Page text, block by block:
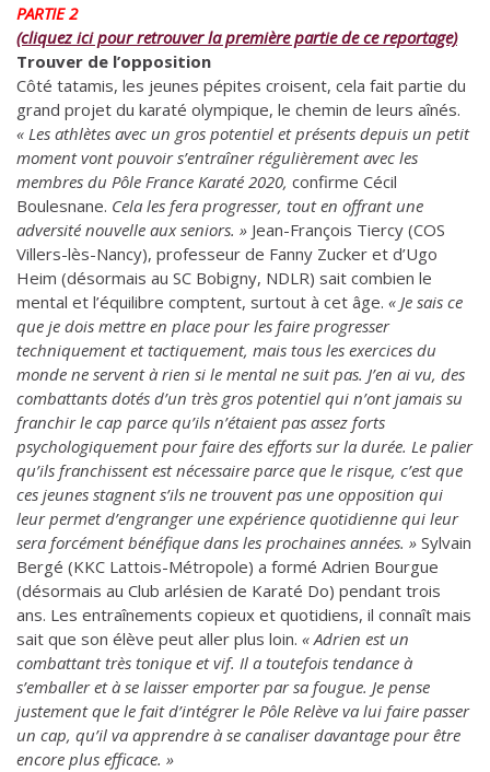
PARTIE 2
(cliquez ici pour retrouver la première partie de ce reportage)
Trouver de l’opposition
Côté tatamis, les jeunes pépites croisent, cela fait partie du
grand projet du karaté olympique, le chemin de leurs aînés.
« Les athlètes avec un gros potentiel et présents depuis un petit
moment vont pouvoir s’entraîner régulièrement avec les
membres du Pôle France Karaté 2020, confirme Cécil
Boulesnane. Cela les fera progresser, tout en offrant une
adversité nouvelle aux seniors. » Jean-François Tiercy (COS
Villers-lès-Nancy), professeur de Fanny Zucker et d’Ugo
Heim (désormais au SC Bobigny, NDLR) sait combien le
mental et l’équilibre comptent, surtout à cet âge. « Je sais ce
que je dois mettre en place pour les faire progresser
techniquement et tactiquement, mais tous les exercices du
monde ne servent à rien si le mental ne suit pas. J’en ai vu, des
combattants dotés d’un très gros potentiel qui n’ont jamais su
franchir le cap parce qu’ils n’étaient pas assez forts
psychologiquement pour faire des efforts sur la durée. Le palier
qu’ils franchissent est nécessaire parce que le risque, c’est que
ces jeunes stagnent s’ils ne trouvent pas une opposition qui
leur permet d’engranger une expérience quotidienne qui leur
sera forcément bénéfique dans les prochaines années. » Sylvain
Bergé (KKC Lattois-Métropole) a formé Adrien Bourgue
(désormais au Club arlésien de Karaté Do) pendant trois
ans. Les entraînements copieux et quotidiens, il connaît mais
sait que son élève peut aller plus loin. « Adrien est un
combattant très tonique et vif. Il a toutefois tendance à
s’emballer et à se laisser emporter par sa fougue. Je pense
justement que le fait d’intégrer le Pôle Relève va lui faire passer
un cap, qu’il va apprendre à se canaliser davantage pour être
encore plus efficace. »